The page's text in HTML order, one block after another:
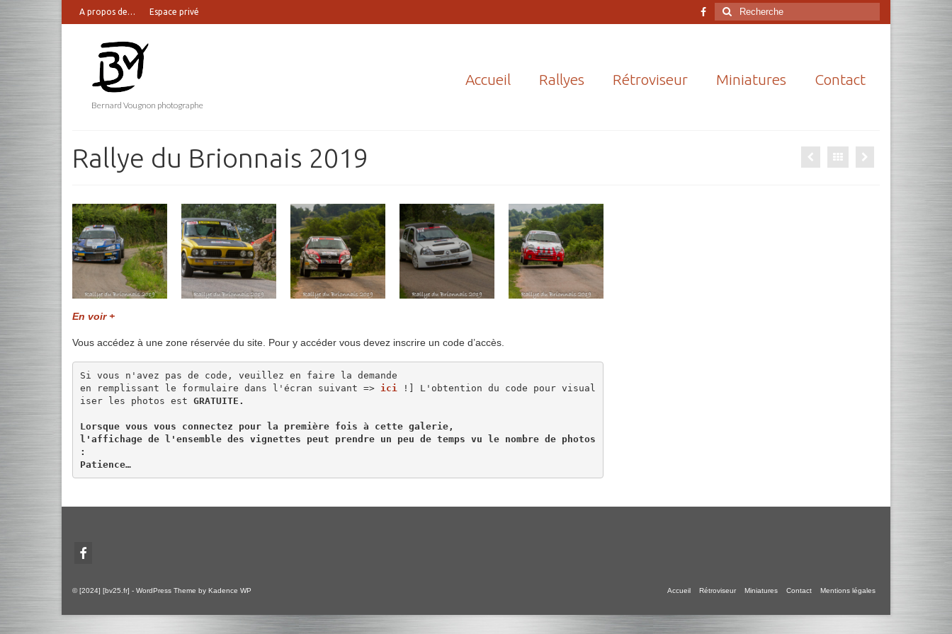
A propos de… Espace privé
Rechercher
:
Bernard Vougnon photographe
Accueil Rallyes Rétroviseur Miniatures Contact
Rallye du Brionnais 2019
En voir +
Vous accédez à une zone réservée du site. Pour y accéder vous devez inscrire un code d’accès.
Si vous n'avez pas de code, veuillez en faire la demande
en remplissant le formulaire dans l'écran suivant => ici
!] L'obtention du code pour visual
iser les photos est GRATUITE.
Lorsque vous vous connectez pour la première fois à cette galerie,
l'affichage de l'ensemble des vignettes peut prendre un peu de temps vu le nombre de photos
:
Patience…
Accueil Rétroviseur Miniatures Contact Mentions légales
© [2024] [bv25.fr] - WordPress Theme by Kadence WP